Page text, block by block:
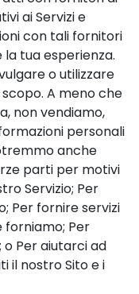
ai Servizi e
con tali fornitori
tua esperienza.
o utilizzare
A meno che
non vendiamo,
personali
anche
parti per motivi
Servizio; Per
Per fornire servizi
forniamo; Per
o Per aiutarci ad
il nostro Sito e i